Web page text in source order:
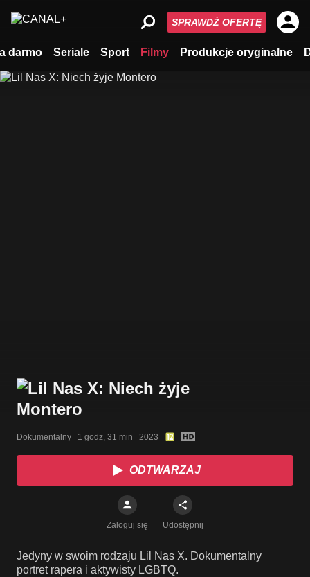
darmo Seriale Sport Filmy Produkcje oryginalne
SPRAWDŹ OFERTĘ
Dokumentalny   1 godz, 31 min   2023
ODTWARZAJ
Zaloguj się Udostępnij
Jedyny w swoim rodzaju Lil Nas X. Dokumentalny
portret rapera i aktywisty LGBTQ.